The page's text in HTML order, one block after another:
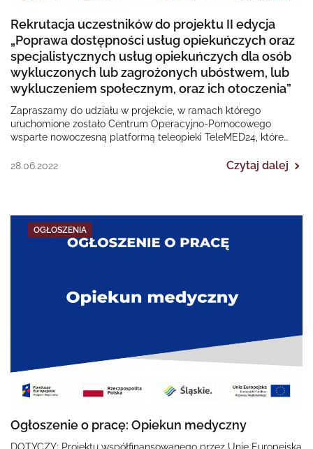
Rekrutacja uczestników do projektu II edycja
„Poprawa dostępności usług opiekuńczych oraz
specjalistycznych usług opiekuńczych dla osób
wykluczonych lub zagrożonych ubóstwem, lub
wykluczeniem społecznym, oraz ich otoczenia”
Zapraszamy do udziału w projekcie, w ramach którego
uruchomione zostało Centrum Operacyjno-Pomocowego
wsparte nowoczesną platformą teleopieki TeleMED24, które
28.06.2022
Czytaj dalej
OGŁOSZENIA
Ogłoszenie o pracę: Opiekun medyczny